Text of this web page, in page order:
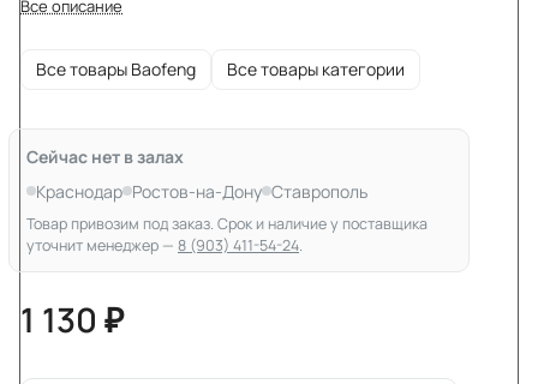
Все описание
Все товары Baofeng Все товары категории
Сейчас нет в залах
Краснодар Ростов-на-Дону Ставрополь
Товар привозим под заказ. Срок и наличие у поставщика
уточнит менеджер — 8 (903) 411-54-24.
1 130 ₽